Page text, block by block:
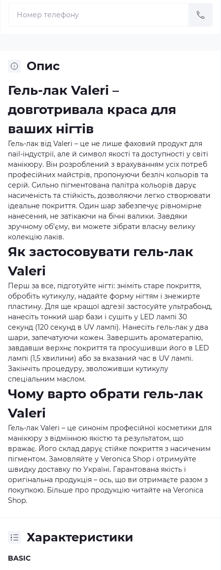
Опис
Гель-лак Valeri –
довготривала краса для
ваших нігтів
Гель-лак від Valeri – це не лише фаховий продукт для
nail-індустрії, але й символ якості та доступності у світі
манікюру. Він розроблений з врахуванням усіх потреб
професійних майстрів, пропонуючи безліч кольорів та
серій. Сильно пігментована палітра кольорів дарує
насиченість та стійкість, дозволяючи легко створювати
ідеальне покриття. Один шар забезпечує рівномірне
нанесення, не затікаючи на бічні валики. Завдяки
зручному об’єму, ви можете зібрати власну велику
колекцію лаків.
Як застосовувати гель-лак
Valeri
Перш за все, підготуйте нігті: зніміть старе покриття,
обробіть кутикулу, надайте форму нігтям і знежирте
пластину. Для ще кращої адгезії застосуйте ультрабонд,
нанесіть тонкий шар бази і сушіть у LED лампі 30
секунд (120 секунд в UV лампі). Нанесіть гель-лак у два
шари, запечатуючи кожен. Завершить ароматерапію,
завдавши верхнє покриття та просушивши його в LED
лампі (1,5 хвилини) або за вказаний час в UV лампі.
Закінчіть процедуру, зволоживши кутикулу
спеціальним маслом.
Чому варто обрати гель-лак
Valeri
Гель-лак Valeri – це синонім професійної косметики для
манікюру з відмінною якістю та результатом, що
вражає. Його склад дарує стійке покриття з насиченим
пігментом. Замовляйте у Veronica Shop і отримуйте
швидку доставку по Україні. Гарантована якість і
оригінальна продукція – ось, що ви отримаєте разом з
покупкою. Більше про продукцію читайте на Veronica
Shop.
Характеристики
BASIC